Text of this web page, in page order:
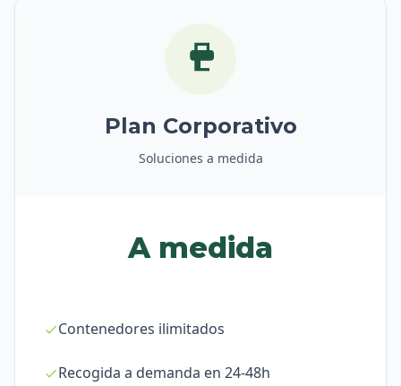
Plan Corporativo
Soluciones a medida
A medida
Contenedores ilimitados
Recogida a demanda en 24-48h